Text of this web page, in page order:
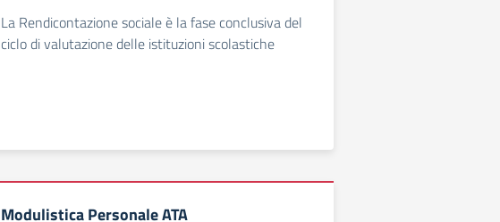
La Rendicontazione sociale è la fase conclusiva del
ciclo di valutazione delle istituzioni scolastiche
Modulistica Personale ATA